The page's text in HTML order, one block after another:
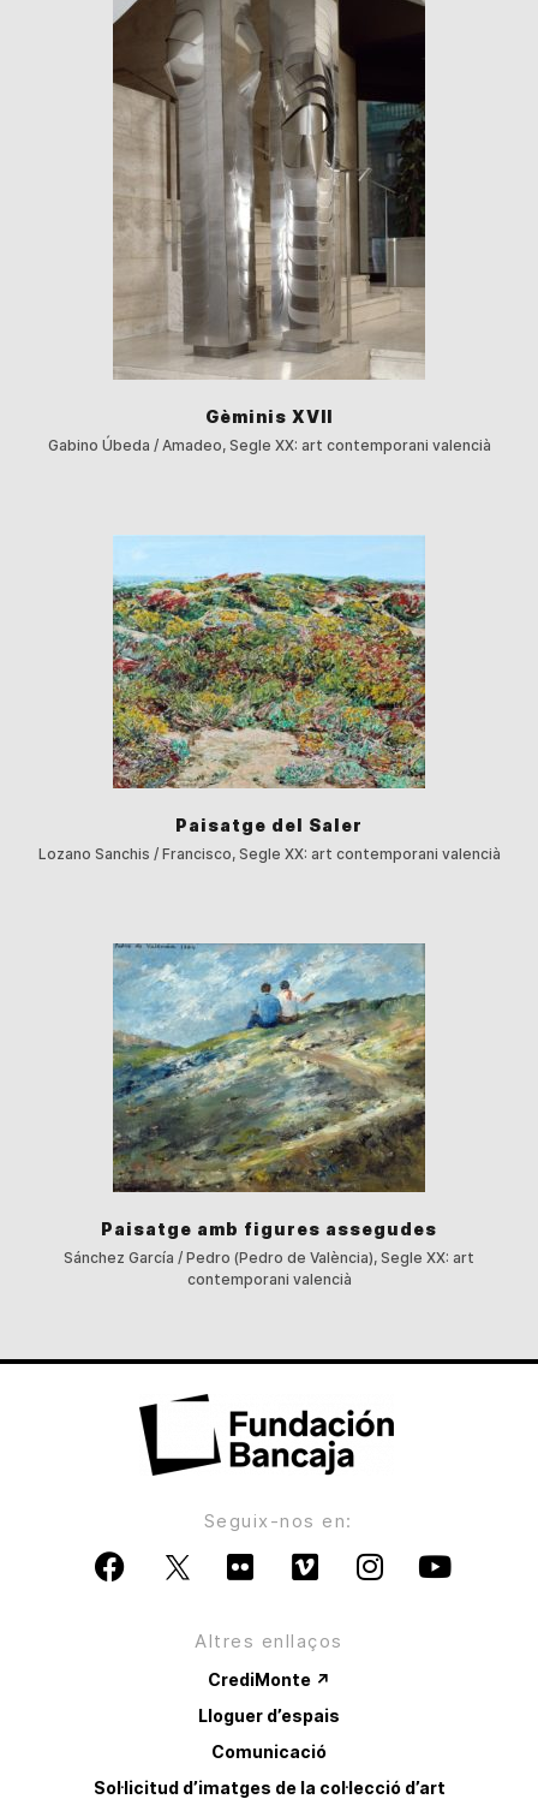
Gèminis XVII
Gabino Úbeda / Amadeo, Segle XX: art contemporani valencià
Paisatge del Saler
Lozano Sanchis / Francisco, Segle XX: art contemporani valencià
Paisatge amb figures assegudes
Sánchez García / Pedro (Pedro de València), Segle XX: art
contemporani valencià
Seguix-nos en:
Altres enllaços
CrediMonte ↗
Lloguer d’espais
Comunicació
Sol·licitud d’imatges de la col·lecció d’art